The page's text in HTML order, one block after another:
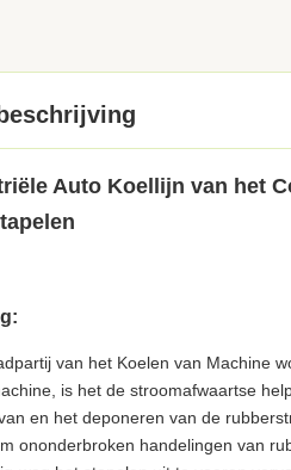
Auto Koellijn van het
van het Koelen van Machine
is het de stroomafwaartse
en het deponeren van de
ononderbroken handelingen van